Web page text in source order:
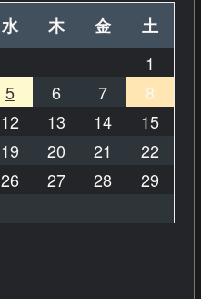
水 木 金
土
1
5 6 7
8
12 13 14
15
19 20 21
22
26 27 28
29